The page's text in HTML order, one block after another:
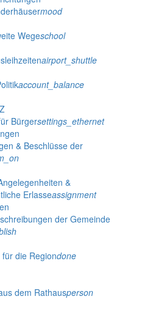
mood
Wegeschool
airport_shuttle
account_balance
Bürgersettings_ethernet
& Beschlüsse der
&
Erlasseassignment
der Gemeinde
die Regiondone
dem Rathausperson